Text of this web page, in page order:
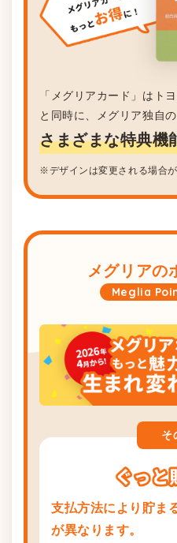
「メグリアカード」はト
と同時に、メグリア独自の
さまざまな特典機
※デザインは変更される場合が
メグリアの
Meglia
そ
支払方法により貯ま
が異なります。